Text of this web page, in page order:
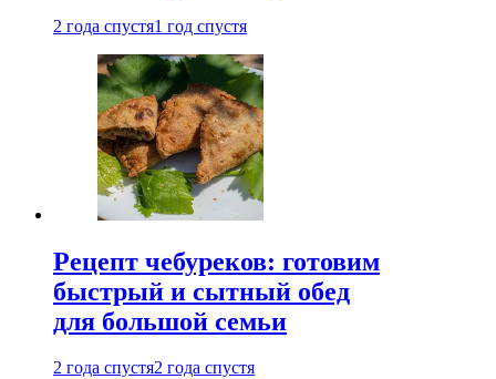
2 года спустя1 год спустя
Рецепт чебуреков: готовим
быстрый и сытный обед
для большой семьи
2 года спустя2 года спустя